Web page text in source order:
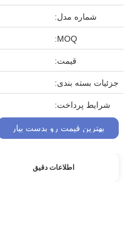
شماره مدل:
MOQ:
قیمت:
جزئیات بسته بندی:
شرایط پرداخت:
بهترین قیمت رو بدست بیار
اطلاعات دقیق